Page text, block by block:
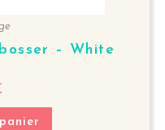
– White